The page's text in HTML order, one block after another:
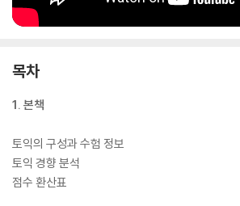
목차
1. 본책
토익의 구성과 수험 정보
토익 경향 분석
점수 환산표